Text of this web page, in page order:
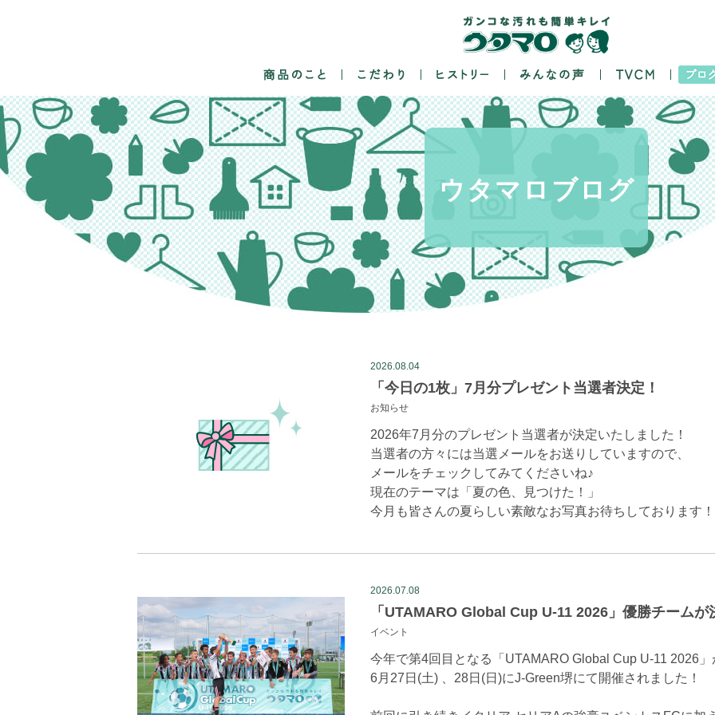
ウタマロ ブログ
2026.08.04
「今日の1枚」7月分プレゼント当選者決定！
お知らせ
2026年7月分のプレゼント当選者が決定いたしました！
当選者の方々には当選メールをお送りしていますので、
メールをチェックしてみてくださいね♪
現在のテーマは「夏の色、見つけた！」
今月も皆さんの夏らしい素敵なお写真お待ちしております！
2026.07.08
「UTAMARO Global Cup U-11 2026」優勝チームが
イベント
今年で第4回目となる「UTAMARO Global Cup U-11 2026」
6月27日(土) 、28日(日)にJ-Green堺にて開催されました！